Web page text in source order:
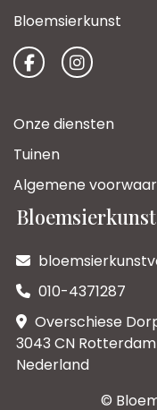
Bloemsierkunst
Onze diensten
Tuinen
Algemene
010-4371287
Overschiese
3043 CN Rotterdam
Nederland
©